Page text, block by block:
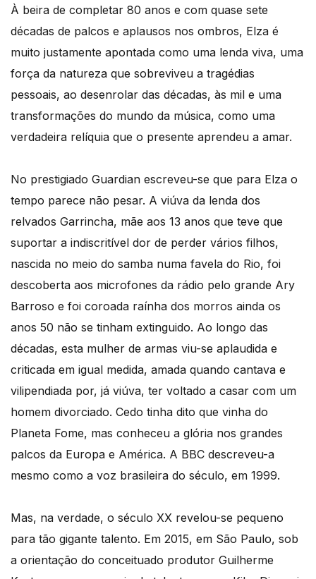
À beira de completar 80 anos e com quase sete
décadas de palcos e aplausos nos ombros, Elza é
muito justamente apontada como uma lenda viva, uma
força da natureza que sobreviveu a tragédias
pessoais, ao desenrolar das décadas, às mil e uma
transformações do mundo da música, como uma
verdadeira relíquia que o presente aprendeu a amar.
No prestigiado Guardian escreveu-se que para Elza o
tempo parece não pesar. A viúva da lenda dos
relvados Garrincha, mãe aos 13 anos que teve que
suportar a indiscritível dor de perder vários filhos,
nascida no meio do samba numa favela do Rio, foi
descoberta aos microfones da rádio pelo grande Ary
Barroso e foi coroada raínha dos morros ainda os
anos 50 não se tinham extinguido. Ao longo das
décadas, esta mulher de armas viu-se aplaudida e
criticada em igual medida, amada quando cantava e
vilipendiada por, já viúva, ter voltado a casar com um
homem divorciado. Cedo tinha dito que vinha do
Planeta Fome, mas conheceu a glória nos grandes
palcos da Europa e América. A BBC descreveu-a
mesmo como a voz brasileira do século, em 1999.
Mas, na verdade, o século XX revelou-se pequeno
para tão gigante talento. Em 2015, em São Paulo, sob
a orientação do conceituado produtor Guilherme